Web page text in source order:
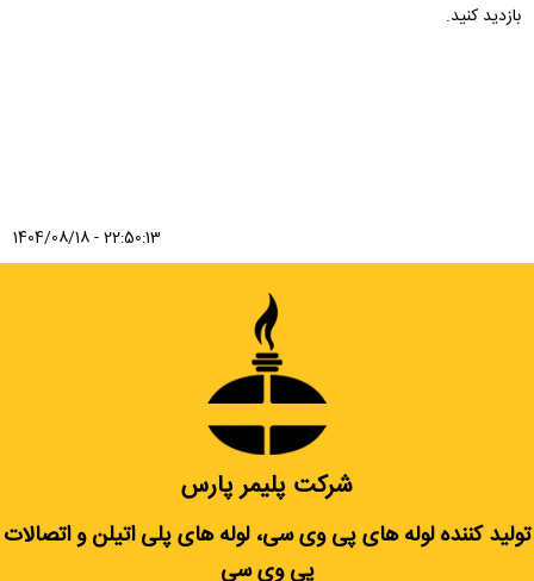
بازدید کنید.
1404/08/18 - 22:50:13
شرکت پلیمر پارس
تولید کننده لوله های پی وی سی، لوله های پلی اتیلن و اتصالات
پی وی سی